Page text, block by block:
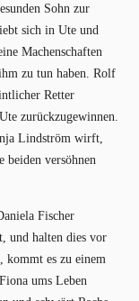
Sohn zur
sich in Ute und
Machenschaften
zu tun haben. Rolf
Retter
zurückzugewinnen.
Lindström wirft,
versöhnen
Fischer
und halten dies vor
kommt es zu einem
ums Leben